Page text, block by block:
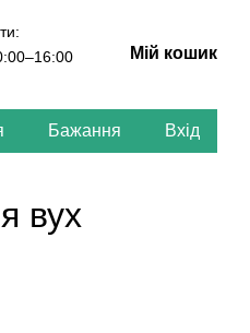
Мій кошик
Бажання Вхід
вух